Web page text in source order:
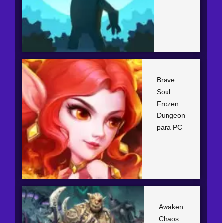
Brave
Soul:
Frozen
Dungeon
para PC
Awaken:
Chaos